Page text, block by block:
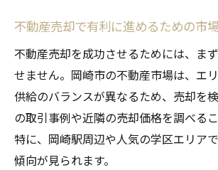
不動産売却で有利に進めるための市
不動産売却を成功させるためには、ま
せません。岡崎市の不動産市場は、エ
供給のバランスが異なるため、売却を
の取引事例や近隣の売却価格を調べるこ
特に、岡崎駅周辺や人気の学区エリア
傾向が見られます。